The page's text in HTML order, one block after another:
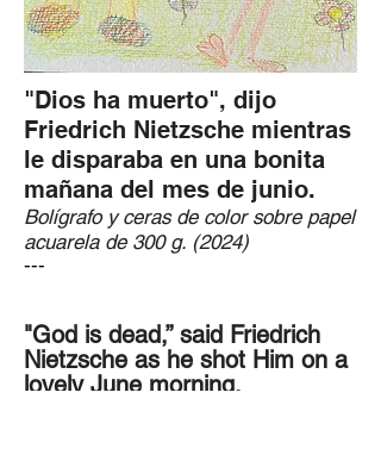
"Dios ha muerto", dijo
Friedrich Nietzsche mientras
le disparaba en una bonita
mañana del mes de junio.
Bolígrafo y ceras de color sobre papel
acuarela de 300 g. (2024)
---
"God is dead,” said Friedrich
Nietzsche as he shot Him on a
lovely June morning.